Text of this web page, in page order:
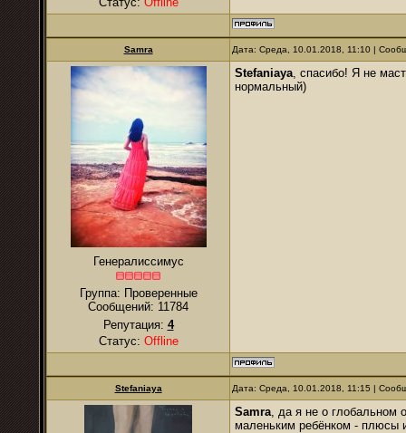
Samra Дата: Среда, 10.01.2018, 11:10 |
Генералиссимус
Группа: Проверенные
Сообщений: 11784
Репутация: 4
Статус: Offline
Stefaniaya, спасибо! Я не
нормальный)
Stefaniaya Дата: Среда, 10.01.2018, 11:15 |
Samra, да я не о глобальном
маленьким ребёнком - плюсы